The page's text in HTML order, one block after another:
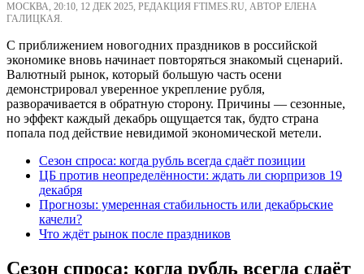
МОСКВА, 20:10, 12 ДЕК 2025, РЕДАКЦИЯ FTIMES.RU, АВТОР ЕЛЕНА
ГАЛИЦКАЯ.
С приближением новогодних праздников в российской
экономике вновь начинает повторяться знакомый сценарий.
Валютный рынок, который большую часть осени
демонстрировал уверенное укрепление рубля,
разворачивается в обратную сторону. Причины — сезонные,
но эффект каждый декабрь ощущается так, будто страна
попала под действие невидимой экономической метели.
Сезон спроса: когда рубль всегда сдаёт позиции
ЦБ против неопределённости: ждать ли сюрпризов 19
декабря
Прогнозы: умеренная стабильность или декабрьские
качели?
Что ждёт рынок после праздников
Сезон спроса: когда рубль всегда сдаёт